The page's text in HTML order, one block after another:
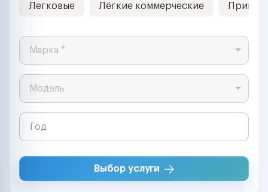
Легковые Лёгкие коммерческие
Марка *
Модель
Выбор услуги